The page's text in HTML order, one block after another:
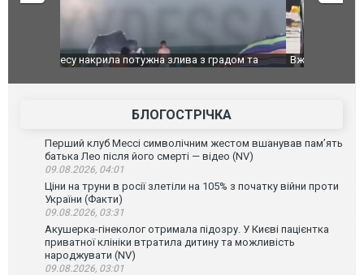
Вже вивели на тести: Ferrari готує оновлення
Вийшов
фільму
БЛОГОСТРІЧКА
Перший клуб Мессі символічним жестом вшанував пам’ять
батька Лео після його смерті — відео (NV)
09.08.2026, 04:01
Ціни на труни в росії злетіли на 105% з початку війни проти
України (Факти)
09.08.2026, 03:31
Акушерка-гінеколог отримала підозру. У Києві пацієнтка
приватної клініки втратила дитину та можливість
народжувати (NV)
09.08.2026, 03:01